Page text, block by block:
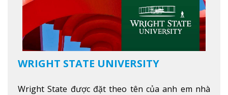
WRIGHT STATE UNIVERSITY
Wright State được đặt theo tên của anh em nhà